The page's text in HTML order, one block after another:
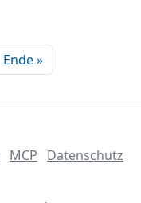
Ende »
MCP
Datenschutz